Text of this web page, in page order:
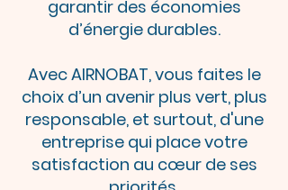
garantir des économies
d’énergie durables.
Avec AIRNOBAT, vous faites le
choix d’un avenir plus vert, plus
responsable, et surtout, d'une
entreprise qui place votre
satisfaction au cœur de ses